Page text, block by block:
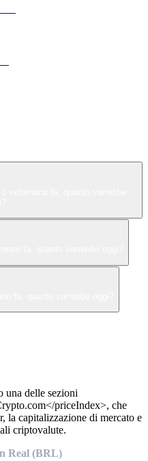
una delle sezioni
priceIndex>, che
la capitalizzazione di mercato e
criptovalute.
Real (BRL)